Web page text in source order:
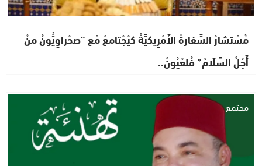
مُسْتَشَارْ السَّفَارَةْ الأَمْرِيكِيَّةْ كَيْجْتَامَعْ مْعَ “صَحْرَاوِيُّونْ مَنْ
أَجْلْ السَّلَامْ” فْلعْيُونْ..
مجتمع